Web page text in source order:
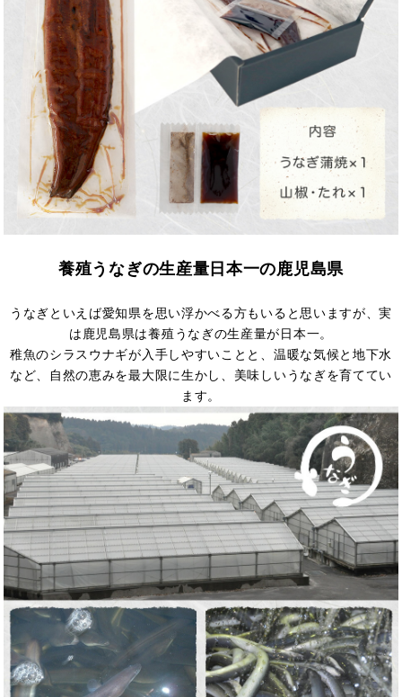
養殖うなぎの生産量日本一の鹿児島県
うなぎといえば愛知県を思い浮かべる方もいると思いますが、実
は鹿児島県は養殖うなぎの生産量が日本一。
稚魚のシラスウナギが入手しやすいことと、温暖な気候と地下水
など、自然の恵みを最大限に生かし、美味しいうなぎを育ててい
ます。